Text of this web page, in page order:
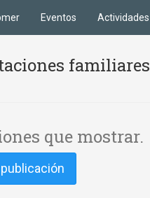
Eventos Actividades
que mostrar.